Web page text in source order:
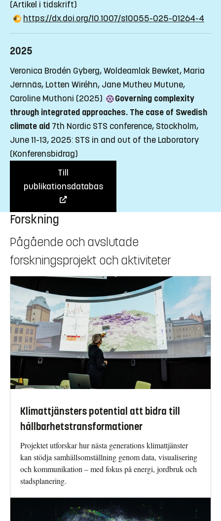
(Artikel i tidskrift)
https://dx.doi.org/10.1007/s10055-025-01264-4
2025
Veronica Brodén Gyberg, Woldeamlak Bewket, Maria
Jernnäs, Lotten Wiréhn, Jane Mutheu Mutune,
Caroline Muthoni (2025)
Governing complexity
through integrated approaches. The case of Swedish
climate aid 7th Nordic STS conference, Stockholm,
June 11-13, 2025: STS in and out of the Laboratory
(Konferensbidrag)
Till
publikationsdatabas
Forskning
Pågående och avslutade
forskningsprojekt och aktiviteter
Klimattjänsters potential att bidra till
hållbarhetstransformationer
Projektet utforskar hur nästa generations klimattjänster
kan stödja samhällsomställning genom data, visualisering
och kommunikation – med fokus på energi, jordbruk och
stadsplanering.